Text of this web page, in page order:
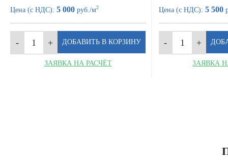
Цена (с НДС): 5 000 руб./м2
ЗАЯВКА НА РАСЧЁТ
Цена (с НДС): 5 500
ЗАЯВКА